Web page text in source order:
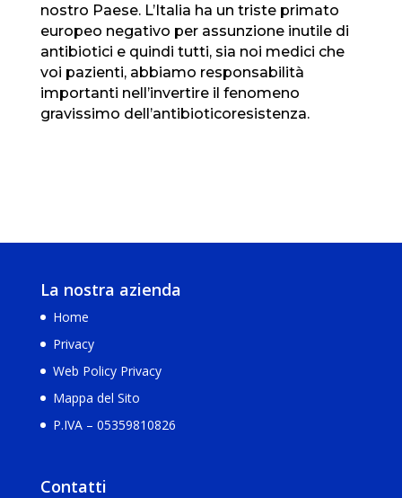
nostro Paese. L’Italia ha un triste primato
europeo negativo per assunzione inutile di
antibiotici e quindi tutti, sia noi medici che
voi pazienti, abbiamo responsabilità
importanti nell’invertire il fenomeno
gravissimo dell’antibioticoresistenza.
La nostra azienda
Home
Privacy
Web Policy Privacy
Mappa del Sito
P.IVA – 05359810826
Contatti